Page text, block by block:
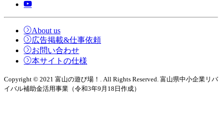
About us
広告掲載&仕事依頼
お問い合わせ
本サイトの仕様
Copyright © 2021 富山の遊び場！. All Rights Reserved. 富山県中小企業リバ
イバル補助金活用事業（令和3年9月18日作成）